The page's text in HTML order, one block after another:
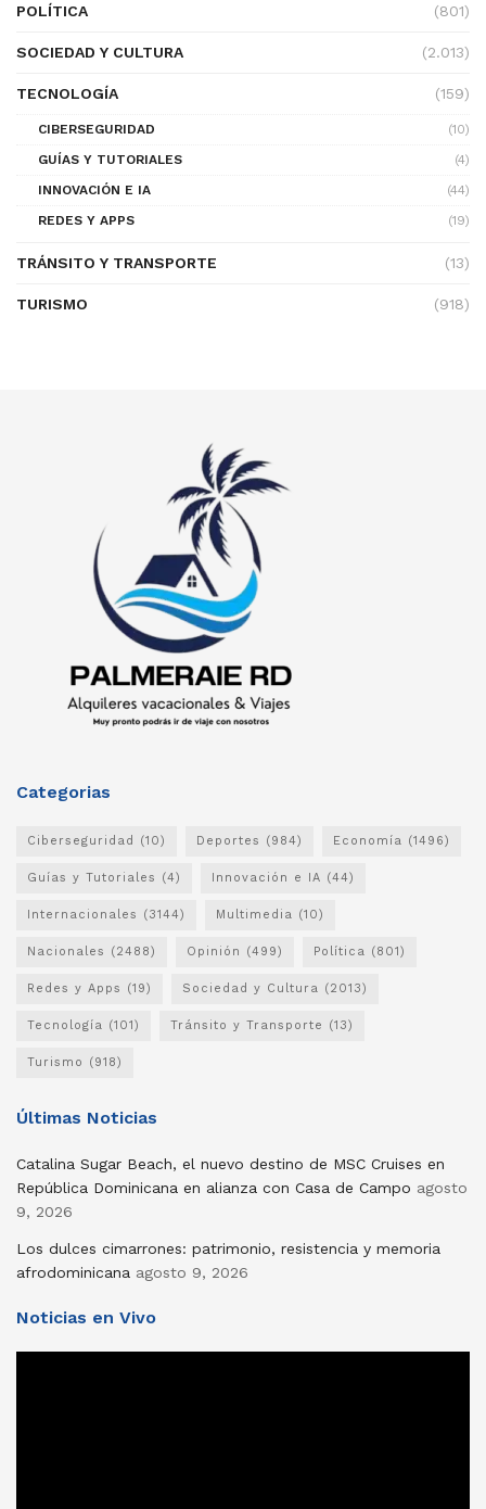
POLÍTICA (801)
SOCIEDAD Y CULTURA (2.013)
TECNOLOGÍA (159)
CIBERSEGURIDAD
(10)
GUÍAS Y TUTORIALES
(4)
INNOVACIÓN E IA
(44)
REDES Y APPS
(19)
TRÁNSITO Y TRANSPORTE (13)
TURISMO (918)
Categorias
Ciberseguridad (10) Deportes (984) Economía (1496)
Guías y Tutoriales (4) Innovación e IA (44)
Internacionales (3144) Multimedia (10)
Nacionales (2488) Opinión (499) Política (801)
Redes y Apps (19) Sociedad y Cultura (2013)
Tecnología (101) Tránsito y Transporte (13)
Turismo (918)
Últimas Noticias
Catalina Sugar Beach, el nuevo destino de MSC Cruises en
República Dominicana en alianza con Casa de Campo agosto
9, 2026
Los dulces cimarrones: patrimonio, resistencia y memoria
afrodominicana agosto 9, 2026
Noticias en Vivo